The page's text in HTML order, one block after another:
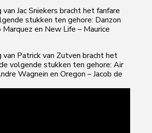
Jac Sniekers bracht het fanfare
stukken ten gehore: Danzon
en New Life – Maurice
van Patrick van Zutven bracht het
volgende stukken ten gehore: Air
Wagnein en Oregon – Jacob de